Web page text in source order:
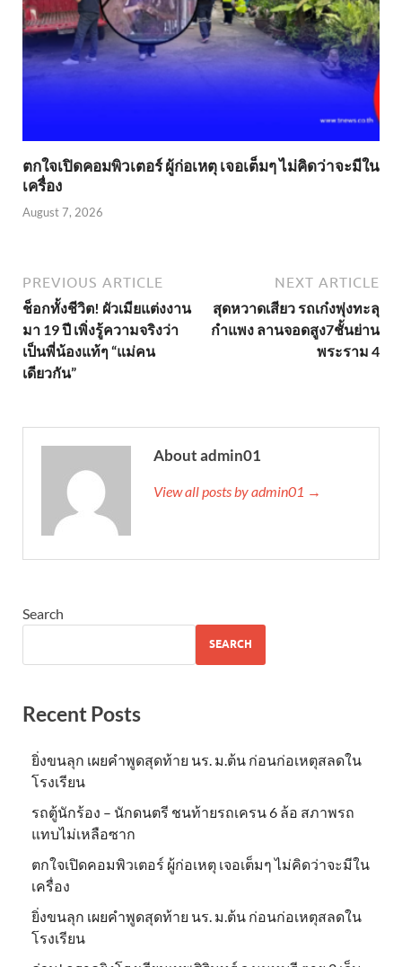
ตกใจเปิดคอมพิวเตอร์ ผู้ก่อเหตุ เจอเต็มๆ ไม่คิดว่าจะมีใน
เครื่อง
August 7, 2026
PREVIOUS ARTICLE
ช็อกทั้งชีวิต! ผัวเมียแต่งงาน
มา 19 ปี เพิ่งรู้ความจริงว่า
เป็นพี่น้องแท้ๆ “แม่คน
เดียวกัน”
NEXT ARTICLE
สุดหวาดเสียว รถเก๋งพุ่งทะลุ
กำแพง ลานจอดสูง7ชั้นย่าน
พระราม 4
About admin01
View all posts by admin01 →
Search
SEARCH
Recent Posts
ยิ่งขนลุก เผยคำพูดสุดท้าย นร. ม.ต้น ก่อนก่อเหตุสลดใน
โรงเรียน
รถตู้นักร้อง – นักดนตรี ชนท้ายรถเครน 6 ล้อ สภาพรถ
แทบไม่เหลือซาก
ตกใจเปิดคอมพิวเตอร์ ผู้ก่อเหตุ เจอเต็มๆ ไม่คิดว่าจะมีใน
เครื่อง
ยิ่งขนลุก เผยคำพูดสุดท้าย นร. ม.ต้น ก่อนก่อเหตุสลดใน
โรงเรียน